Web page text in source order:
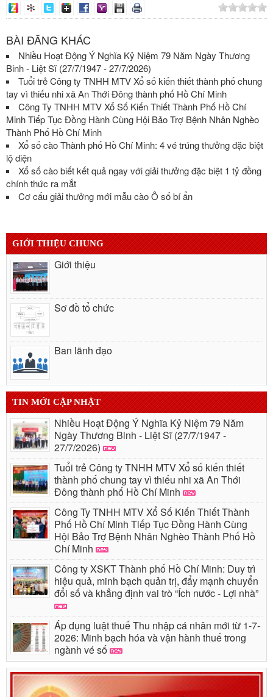
BÀI ĐĂNG KHÁC
Nhiều Hoạt Động Ý Nghĩa Kỷ Niệm 79 Năm Ngày Thương
Binh - Liệt Sĩ (27/7/1947 - 27/7/2026)
Tuổi trẻ Công ty TNHH MTV Xổ số kiến thiết thành phố chung
tay vì thiếu nhi xã An Thới Đông thành phố Hồ Chí Minh
Công Ty TNHH MTV Xổ Số Kiến Thiết Thành Phố Hồ Chí
Minh Tiếp Tục Đồng Hành Cùng Hội Bảo Trợ Bệnh Nhân Nghèo
Thành Phố Hồ Chí Minh
Xổ số cào Thành phố Hồ Chí Minh: 4 vé trúng thưởng đặc biệt
lộ diện
Xổ số cào biết kết quả ngay với giải thưởng đặc biệt 1 tỷ đồng
chính thức ra mắt
Cơ cấu giải thưởng mới mẫu cào Ô số bí ẩn
GIỚI THIỆU CHUNG
Giới thiệu
Sơ đồ tổ chức
Ban lãnh đạo
TIN MỚI CẬP NHẬT
Nhiều Hoạt Động Ý Nghĩa Kỷ Niệm 79 Năm
Ngày Thương Binh - Liệt Sĩ (27/7/1947 -
27/7/2026)
Tuổi trẻ Công ty TNHH MTV Xổ số kiến thiết
thành phố chung tay vì thiếu nhi xã An Thới
Đông thành phố Hồ Chí Minh
Công Ty TNHH MTV Xổ Số Kiến Thiết Thành
Phố Hồ Chí Minh Tiếp Tục Đồng Hành Cùng
Hội Bảo Trợ Bệnh Nhân Nghèo Thành Phố Hồ
Chí Minh
Công ty XSKT Thành phố Hồ Chí Minh: Duy trì
hiệu quả, minh bạch quản trị, đẩy mạnh chuyển
đổi số và khẳng định vai trò “Ích nước - Lợi nhà”
Áp dụng luật thuế Thu nhập cá nhân mới từ 1-7-
2026: Minh bạch hóa và vận hành thuế trong
ngành vé số